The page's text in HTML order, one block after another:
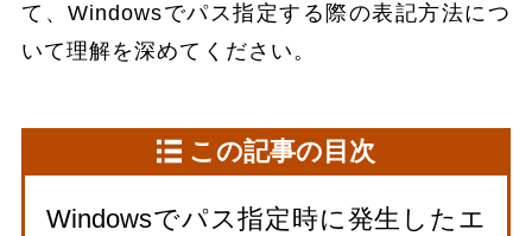
て、Windowsでパス指定する際の表記方法につ
いて理解を深めてください。
この記事の目次
Windowsでパス指定時に発生したエ